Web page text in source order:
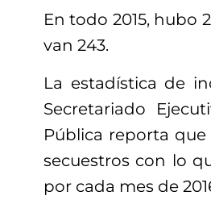
En todo 2015, hubo
van 243.
La estadística de
Secretariado
Pública reporta
secuestros con lo
por cada mes de